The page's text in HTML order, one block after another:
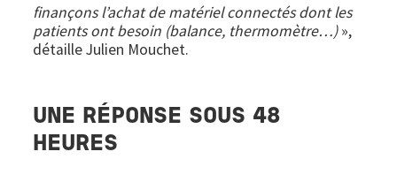
finançons l’achat de matériel connectés dont les
patients ont besoin (balance, thermomètre…)»,
détaille Julien Mouchet.
UNE RÉPONSE SOUS 48
HEURES